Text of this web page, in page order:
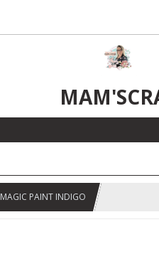
MAGIC PAINT INDIGO